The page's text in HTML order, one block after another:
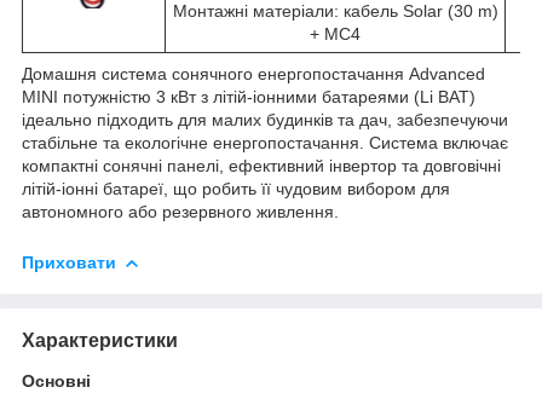
Монтажні матеріали: кабель Solar (30 m)
+ MC4
Домашня система сонячного енергопостачання Advanced
MINI потужністю 3 кВт з літій-іонними батареями (Li BAT)
ідеально підходить для малих будинків та дач, забезпечуючи
стабільне та екологічне енергопостачання. Система включає
компактні сонячні панелі, ефективний інвертор та довговічні
літій-іонні батареї, що робить її чудовим вибором для
автономного або резервного живлення.
Приховати
Характеристики
Основні